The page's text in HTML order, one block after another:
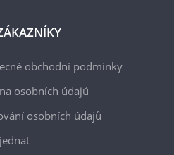
obchodní podmínky
osobních údajů
osobních údajů